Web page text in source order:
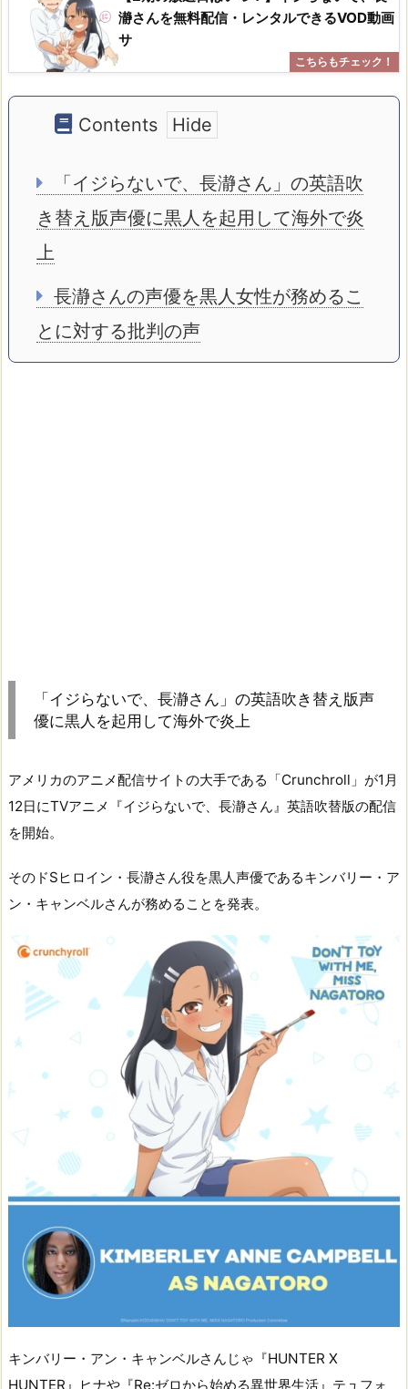
瀞さんを無料配信・レンタルできるVOD動画
サ
Contents
「イジらないで、長瀞さん」の英語吹
き替え版声優に黒人を起用して海外で炎
上
長瀞さんの声優を黒人女性が務めるこ
とに対する批判の声
「イジらないで、長瀞さん」の英語吹き替え版声
優に黒人を起用して海外で炎上
アメリカのアニメ配信サイトの大手である「Crunchroll」が1月
12日にTVアニメ『イジらないで、長瀞さん』英語吹替版の配信
を開始。
そのドSヒロイン・長瀞さん役を黒人声優であるキンバリー・ア
ン・キャンベルさんが務めることを発表。
キンバリー・アン・キャンベルさんじゃ『HUNTER X
HUNTER』ヒナや『Re:ゼロから始める異世界生活』テュフォ